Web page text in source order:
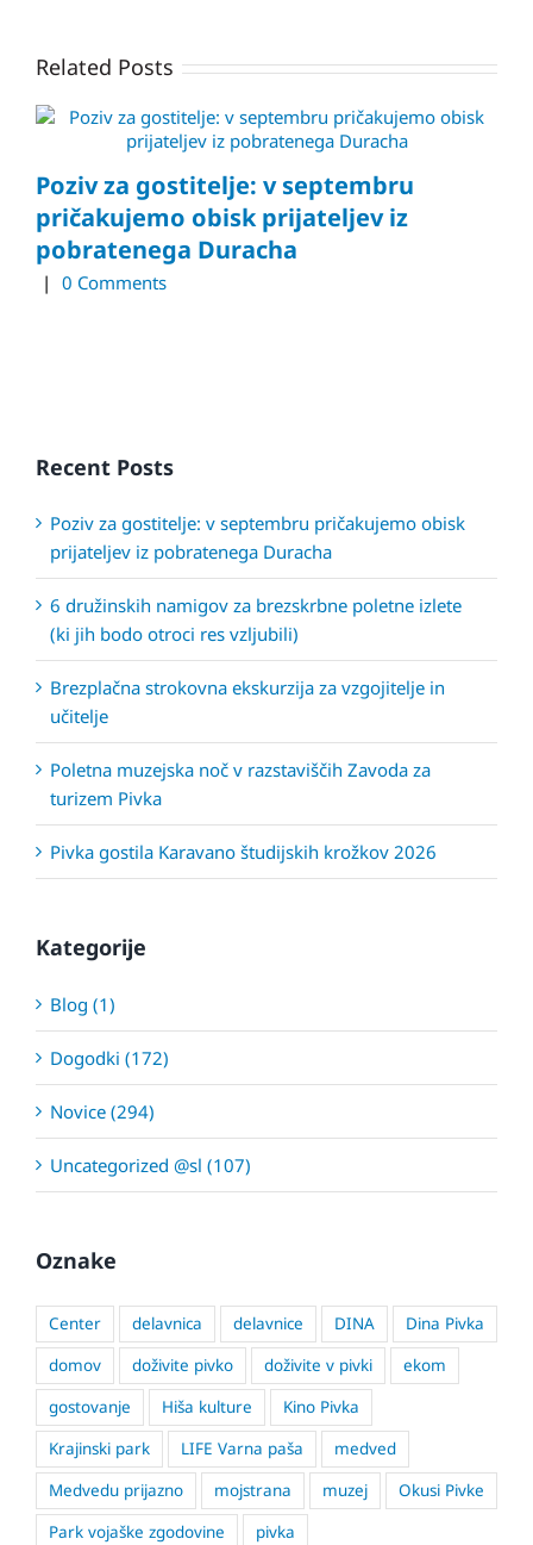
Related Posts
Poziv za gostitelje: v septembru
pričakujemo obisk prijateljev iz
pobratenega Duracha
| 0 Comments
Recent Posts
Poziv za gostitelje: v septembru pričakujemo obisk
prijateljev iz pobratenega Duracha
6 družinskih namigov za brezskrbne poletne izlete
(ki jih bodo otroci res vzljubili)
Brezplačna strokovna ekskurzija za vzgojitelje in
učitelje
Poletna muzejska noč v razstaviščih Zavoda za
turizem Pivka
Pivka gostila Karavano študijskih krožkov 2026
Kategorije
Blog (1)
Dogodki (172)
Novice (294)
Uncategorized @sl (107)
Oznake
Center delavnica delavnice DINA
Dina Pivka
domov
doživite pivko doživite v pivki
ekom
gostovanje
Hiša kulture
Kino Pivka
Krajinski park
LIFE Varna paša
medved
Medvedu prijazno
mojstrana muzej
Okusi Pivke
Park vojaške zgodovine
pivka